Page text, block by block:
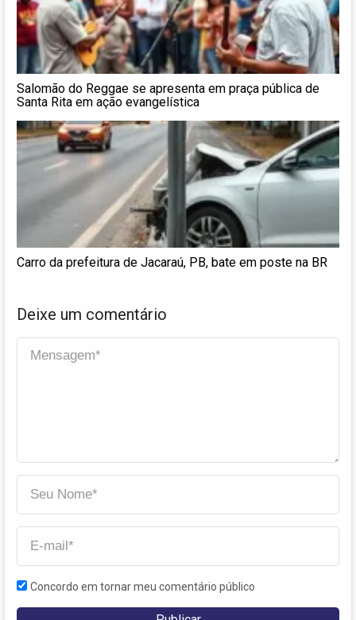
Salomão do Reggae se apresenta em praça pública de
Santa Rita em ação evangelística
Carro da prefeitura de Jacaraú, PB, bate em poste na BR
Deixe um comentário
Concordo em tornar meu comentário público